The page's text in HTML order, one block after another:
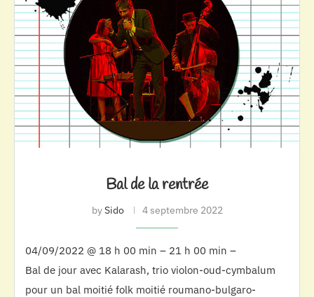
Bal de la rentrée
bySido 4 septembre 2022
04/09/2022 @ 18 h 00 min – 21 h 00 min –
Bal de jour avec Kalarash, trio violon-oud-cymbalum
pour un bal moitié folk moitié roumano-bulgaro-